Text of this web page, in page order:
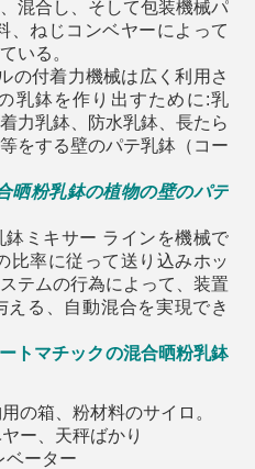
混合し、そして包装機械パ
、ねじコンベヤーによって
いる。
の付着力機械は広く利用さ
乳鉢を作り出すために:乳
力乳鉢、防水乳鉢、長たら
をする壁のパテ乳鉢（コー
晒粉乳鉢の植物の壁のパテ
ミキサー ラインを機械で
比率に従って送り込みホッ
テムの行為によって、装置
る、自動混合を実現でき
トマチックの混合晒粉乳鉢
の箱、粉材料のサイロ。
ー、天秤ばかり
ベーター